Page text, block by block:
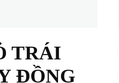
TRÁI
ĐỒNG